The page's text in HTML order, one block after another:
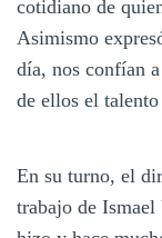
cotidiano de
Asimismo
día, nos confían
de ellos el
En su turno, el
trabajo de